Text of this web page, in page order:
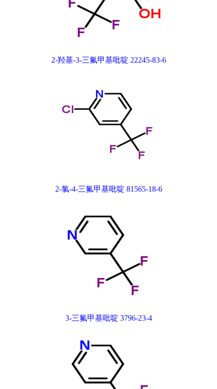
2-羟基-3-三氟甲基吡啶 22245-83-6
2-氯-4-三氟甲基吡啶 81565-18-6
3-三氟甲基吡啶 3796-23-4